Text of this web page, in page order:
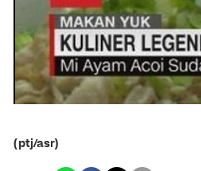
(ptj/asr)